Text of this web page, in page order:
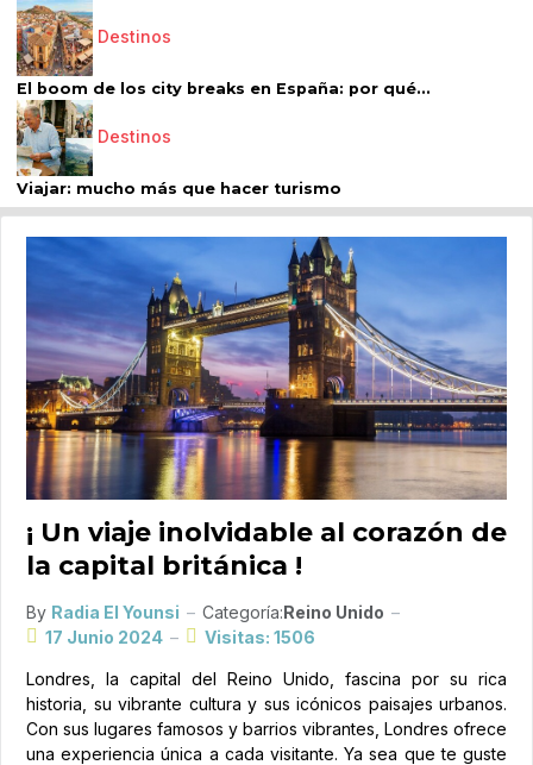
Destinos
El boom de los city breaks en España: por qué...
Destinos
Viajar: mucho más que hacer turismo
¡ Un viaje inolvidable al corazón de
la capital británica !
By Radia El Younsi Categoría:Reino Unido
17 Junio 2024
Visitas: 1506
Londres, la capital del Reino Unido, fascina por su rica
historia, su vibrante cultura y sus icónicos paisajes urbanos.
Con sus lugares famosos y barrios vibrantes, Londres ofrece
una experiencia única a cada visitante. Ya sea que te guste